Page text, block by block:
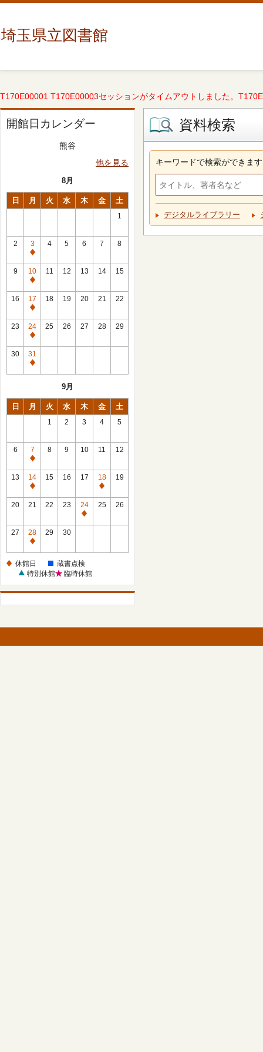
埼玉県立図書館
T170E00001 T170E00003セッションがタイムアウトしました。
開館日カレンダー
熊谷
他を見る
8月
日 月 火 水 木 金 土
1
2
3
休
館
日
4 5 6 7 8
9
10
休
館
日
11 12 13 14 15
16
17
休
館
日
18 19 20 21 22
23
24
休
館
日
25 26 27 28 29
30
31
休
9月
日 月 火 水 木 金 土
1 2 3 4 5
6
7
休
館
日
8 9 10 11 12
13
14
休
館
15 16 17
18
休
館
19
20 21 22 23
24
休
25 26
27
28
休
日
29 30
休館日
蔵書点検
特別休館
臨時休館
資料検索
キーワードで検索ができます
デジタルライブラリー